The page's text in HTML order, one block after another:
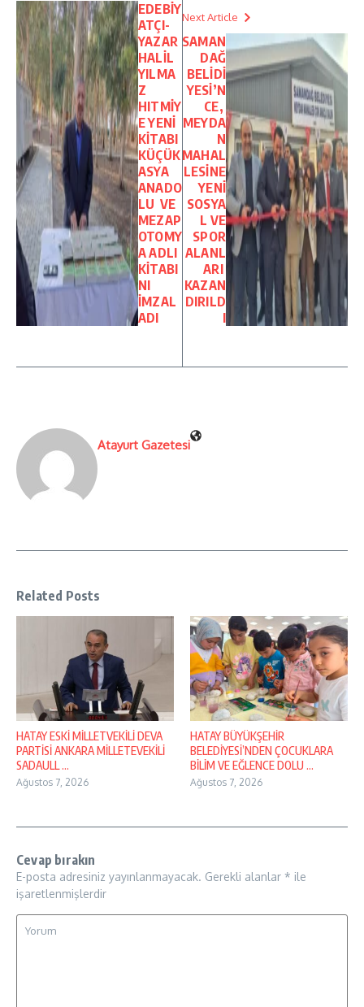
EDEBİY
ATÇI-
YAZAR
HALİL
YILMA
Z
HITMİY
E YENİ
KİTABI
KÜÇÜK
ASYA
ANADO
LU VE
MEZAP
OTOMY
A ADLI
KİTABI
NI
İMZAL
ADI
Next Article
SAMAN
DAĞ
BELİDİ
YESİ’N
CE,
MEYDA
N
MAHAL
LESİNE
YENİ
SOSYA
L VE
SPOR
ALANL
ARI
KAZAN
DIRILD
I
Atayurt Gazetesi
Related Posts
HATAY ESKİ MİLLETVEKİLİ DEVA
PARTİSİ ANKARA MİLLETEVEKİLİ
SADAULL ...
Ağustos 7, 2026
HATAY BÜYÜKŞEHİR
BELEDİYESİ’NDEN ÇOCUKLARA
BİLİM VE EĞLENCE DOLU ...
Ağustos 7, 2026
Cevap bırakın
E-posta adresiniz yayınlanmayacak. Gerekli alanlar * ile
işaretlenmişlerdir